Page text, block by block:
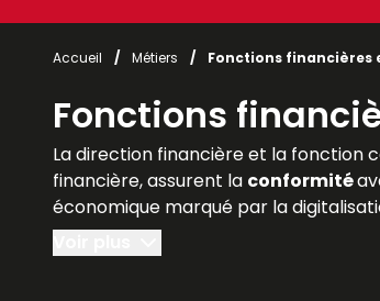
Accueil / Métiers / Fonctions financières
Fonctions
La direction financière et la fonction
financière, assurent la conformité
économique marqué par la
jamais centrales. Pour les étudiants
indispensable. Les